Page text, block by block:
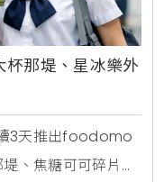
那堤、星冰樂外
3天推出foodomo
、焦糖可可碎片星